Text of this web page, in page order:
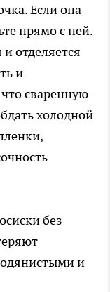
Если она
прямо с ней.
отделяется
и
сваренную
холодной
без
и